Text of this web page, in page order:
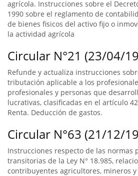
agrícola. Instrucciones sobre el
1990 sobre el reglamento de
de bienes fisicos del activo fijo o
la actividad agrícola
Circular N°21 (23/04/
Refunde y actualiza instrucciones
tributación aplicable a los
profesionales y personas que
lucrativas, clasificadas en el artículo
Renta. Deducción de gastos.
Circular N°63 (21/12/
Instrucciones respecto de las normas
transitorias de la Ley N° 18.985,
contribuyentes agricultores, mineros